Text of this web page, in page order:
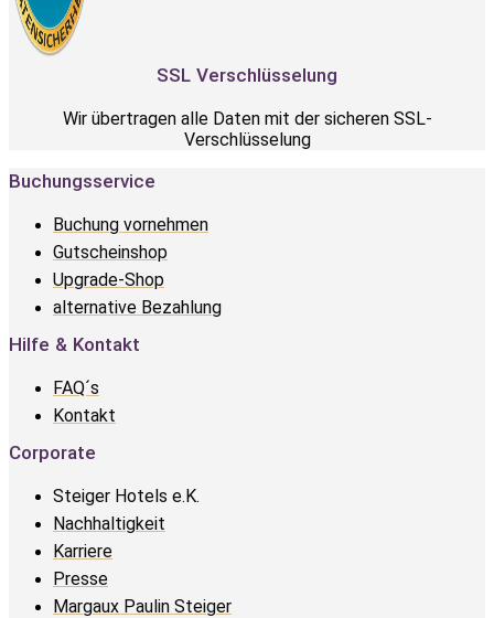
SSL Verschlüsselung
Wir übertragen alle Daten mit der sicheren SSL-
Verschlüsselung
Buchungsservice
Buchung vornehmen
Gutscheinshop
Upgrade-Shop
alternative Bezahlung
Hilfe & Kontakt
FAQ´s
Kontakt
Corporate
Steiger Hotels e.K.
Nachhaltigkeit
Karriere
Presse
Margaux Paulin Steiger